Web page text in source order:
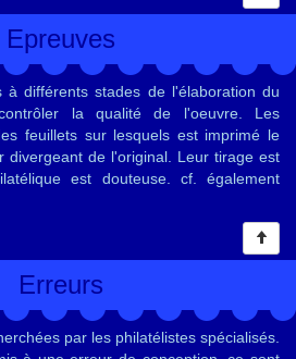
Epreuves
à différents stades de l'élaboration du
la qualité de l'oeuvre. Les
feuillets sur lesquels est imprimé le
divergeant de l'original. Leur tirage est
est douteuse. cf. également
Erreurs
par les philatélistes spécialisés.